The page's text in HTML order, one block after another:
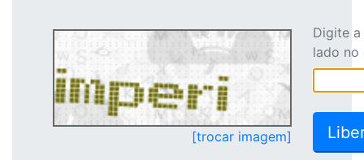
[trocar imagem]
Digite
lado no